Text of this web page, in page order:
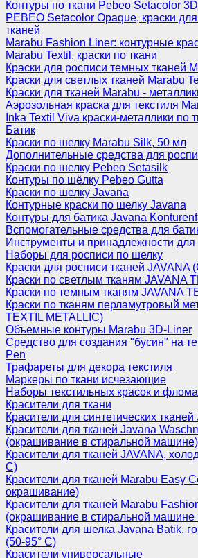
Контуры по ткани Pebeo Setacolor 3D
PEBEO Setacolor Opaque, краски
тканей
Marabu Fashion Liner: контурные
Marabu Textil, краски по ткани
Краски для росписи темных тканей
Краски для светлых тканей Marabu
Краски для тканей Marabu -
Аэрозольная краска для текстиля
Inka Textil Viva краски-металлики по
Батик
Краски по шелку Marabu Silk, 50 мл
Дополнительные средства для
Краски по шелку Pebeo Setasilk
Контуры по шёлку Pebeo Gutta
Краски по шелку Javana
Контурные краски по шелку Javana
Контуры для батика Javana
Вспомогательные средства для
Инструменты и принадлежности для
Наборы для росписи по шелку
Краски для росписи тканей JAVANA
Краски по светлым тканям JAVANA
Краски по темным тканям JAVANA
Краски по тканям перламутровый
TEXTIL METALLIC)
Объемные контуры Marabu 3D-Liner
Средство для создания "бусин" на
Pen
Трафареты для декора текстиля
Маркеры по ткани исчезающие
Наборы текстильных красок и
Красители для ткани
Красители для синтетических
Красители для тканей Javana
(окрашивание в стиральной машине)
Красители для тканей JAVANA,
С)
Красители для тканей Marabu Easy
окрашивание)
Красители для тканей Marabu
(окрашивание в стиральной машине
Красители для шелка Javana Batik,
(50-95° С)
Красители универсальные